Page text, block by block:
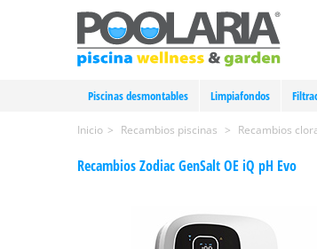
Piscinas desmontables Limpiafondos
Inicio > Recambios piscinas > Recambios
Recambios Zodiac GenSalt OE iQ pH Evo